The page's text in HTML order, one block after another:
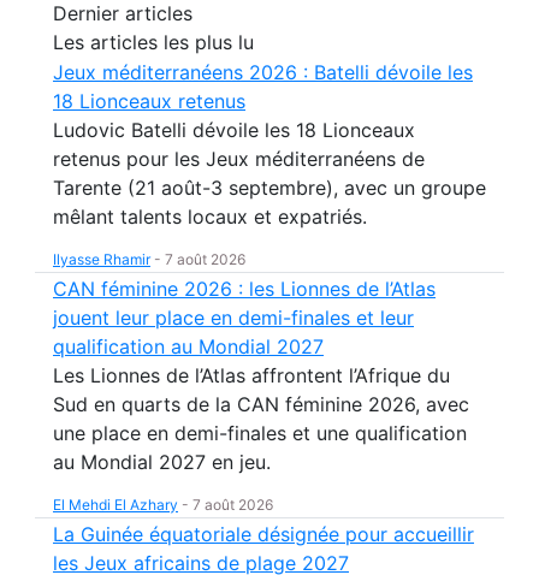
Dernier articles
Les articles les plus lu
Jeux méditerranéens 2026 : Batelli dévoile les
18 Lionceaux retenus
Ludovic Batelli dévoile les 18 Lionceaux
retenus pour les Jeux méditerranéens de
Tarente (21 août-3 septembre), avec un groupe
mêlant talents locaux et expatriés.
Ilyasse Rhamir- 7 août 2026
CAN féminine 2026 : les Lionnes de l’Atlas
jouent leur place en demi-finales et leur
qualification au Mondial 2027
Les Lionnes de l’Atlas affrontent l’Afrique du
Sud en quarts de la CAN féminine 2026, avec
une place en demi-finales et une qualification
au Mondial 2027 en jeu.
El Mehdi El Azhary - 7 août 2026
La Guinée équatoriale désignée pour accueillir
les Jeux africains de plage 2027